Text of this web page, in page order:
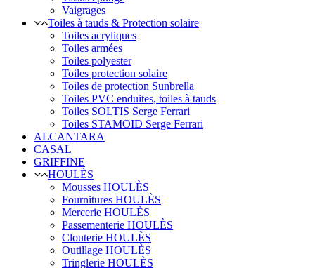
Vaigrages
Toiles à tauds & Protection solaire
Toiles acryliques
Toiles armées
Toiles polyester
Toiles protection solaire
Toiles de protection Sunbrella
Toiles PVC enduites, toiles à tauds
Toiles SOLTIS Serge Ferrari
Toiles STAMOID Serge Ferrari
ALCANTARA
CASAL
GRIFFINE
HOULÈS
Mousses HOULÈS
Fournitures HOULÈS
Mercerie HOULÈS
Passementerie HOULÈS
Clouterie HOULÈS
Outillage HOULÈS
Tringlerie HOULÈS